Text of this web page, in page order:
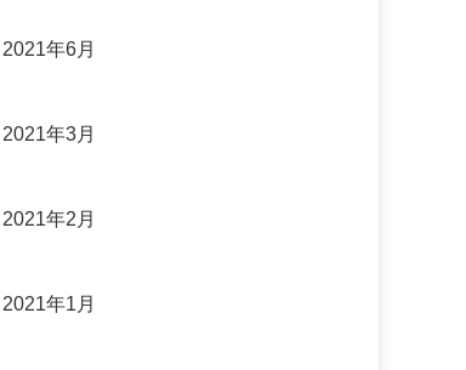
2021年6月
2021年3月
2021年2月
2021年1月